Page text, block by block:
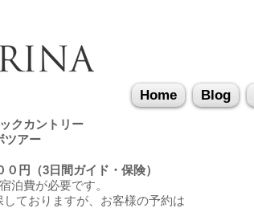
Home Blog
クカントリー
ツアー
円（3日間ガイド・保険）
泊費が必要です。
ておりますが、お客様の予約は